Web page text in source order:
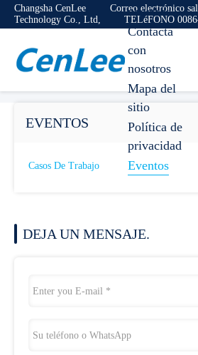
Changsha CenLee
Technology Co., Ltd,
Correo electrónico
TELéFONO
nosotros
Contacta
con
nosotros
Mapa del
sitio
Política de
privacidad
Eventos
EVENTOS
Casos De Trabajo
DEJA UN MENSAJE.